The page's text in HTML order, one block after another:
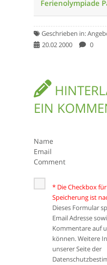
Ferienolympiade
Geschrieben in:
20.02 2000
0
EIN
Name
Email
Comment
* Die Checkbox
Speicherung ist
Dieses Formular
Email Adresse
Kommentare auf
können. Weitere
unserer Seite der